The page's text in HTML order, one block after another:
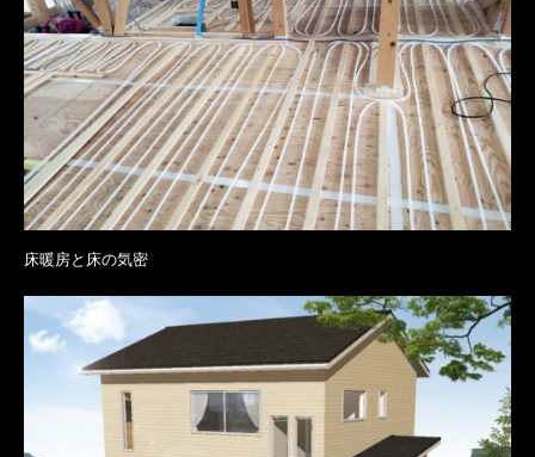
床暖房と床の気密